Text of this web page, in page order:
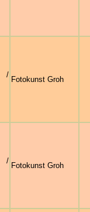
/
Fotokunst Groh
/
Fotokunst Groh